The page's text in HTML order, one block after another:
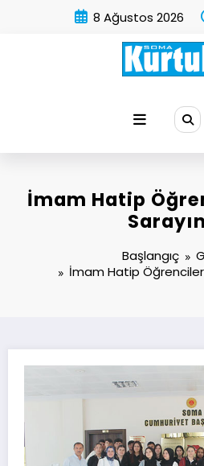
8 Ağustos 2026
İmam Hatip
Başlangıç
İmam Hatip